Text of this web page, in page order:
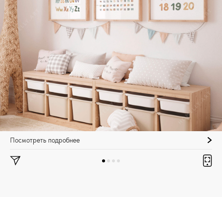
Посмотреть подробнее